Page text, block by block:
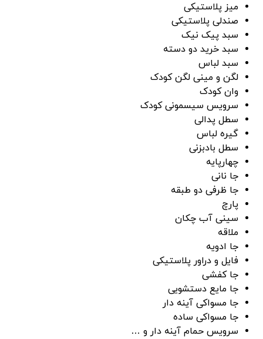
میز پلاستیکی
صندلی پلاستیکی
سبد پیک نیک
سبد خرید دو دسته
سبد لباس
لگن و مینی لگن کودک
وان کودک
سرویس سیسمونی کودک
سطل پدالی
گیره لباس
سطل بادبزنی
چهارپایه
جا نانی
جا ظرفی دو طبقه
پارچ
سینی آب چکان
ملاقه
جا ادویه
فایل و دراور پلاستیکی
جا کفشی
جا مایع دستشویی
جا مسواکی آینه دار
جا مسواکی ساده
سرویس حمام آینه دار و …